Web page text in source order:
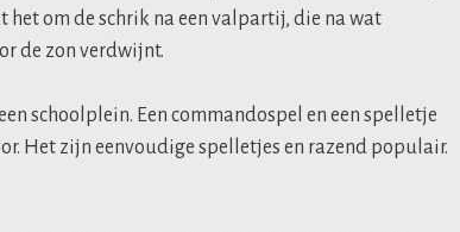
het om de schrik na een valpartij, die na wat
de zon verdwijnt.
schoolplein. Een commandospel en een spelletje
Het zijn eenvoudige spelletjes en razend populair.